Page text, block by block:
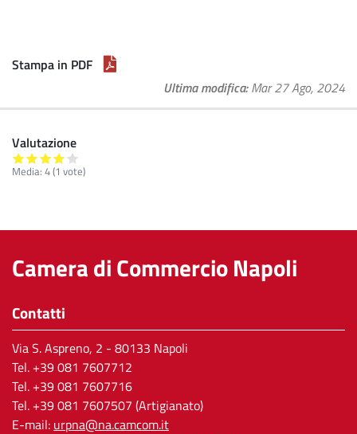
Stampa in PDF
Ultima modifica Mar 27 Ago, 2024
Valutazione
Media: 4(1 vote)
Camera di Commercio Napoli
Contatti
Via S. Aspreno, 2 - 80133 Napoli
Tel. +39 081 7607712
Tel. +39 081 7607716
Tel. +39 081 7607507 (Artigianato)
E-mail: urpna@na.camcom.it